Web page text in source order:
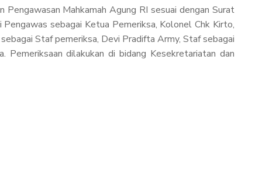
Mahkamah Agung RI sesuai dengan Surat
sebagai Ketua Pemeriksa, Kolonel Chk Kirto,
Staf pemeriksa, Devi Pradifta Army, Staf sebagai
dilakukan di bidang Kesekretariatan dan